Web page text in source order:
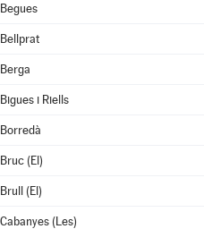
Begues
Bellprat
Berga
Bigues i Riells
Borredà
Bruc (El)
Brull (El)
Cabanyes (Les)